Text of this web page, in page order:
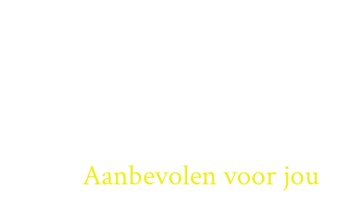
Aanbevolen voor jou